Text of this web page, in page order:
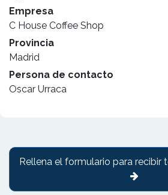
Empresa
C House Coffee Shop
Provincia
Madrid
Persona de contacto
Oscar Urraca